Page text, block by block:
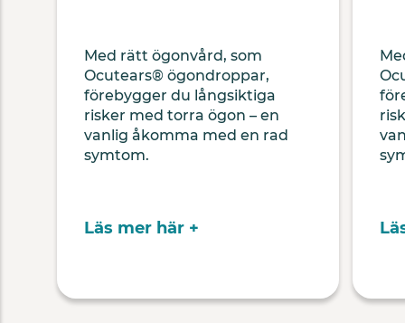
Med rätt ögonvård, som
Ocutears® ögondroppar,
förebygger du långsiktiga
risker med torra ögon – en
vanlig åkomma med en rad
symtom.
Läs mer här +